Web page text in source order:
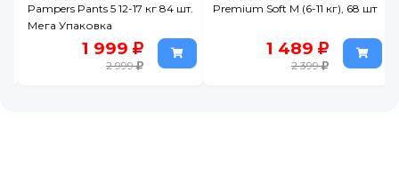
Pampers Pants 5 12-17 кг 84 шт.
Мега Упаковка
1 999
2 999
Premium Soft M (6-11 кг), 68 шт
1 489
2 399